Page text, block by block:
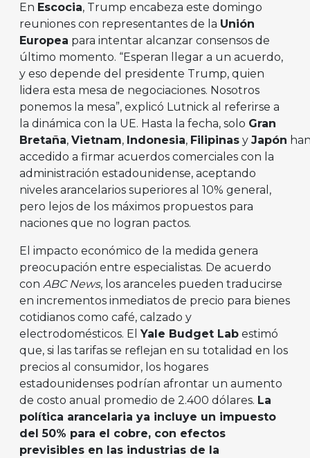
En Escocia, Trump encabeza este domingo
reuniones con representantes de la Unión
Europea para intentar alcanzar consensos de
último momento. “Esperan llegar a un acuerdo,
y eso depende del presidente Trump, quien
lidera esta mesa de negociaciones. Nosotros
ponemos la mesa”, explicó Lutnick al referirse a
la dinámica con la UE. Hasta la fecha, solo Gran
Bretaña, Vietnam, Indonesia, Filipinas y Japón
accedido a firmar acuerdos comerciales con la
administración estadounidense, aceptando
niveles arancelarios superiores al 10% general,
pero lejos de los máximos propuestos para
naciones que no logran pactos.
El impacto económico de la medida genera
preocupación entre especialistas. De acuerdo
con ABC News, los aranceles pueden traducirse
en incrementos inmediatos de precio para bienes
cotidianos como café, calzado y
electrodomésticos. El Yale Budget Lab estimó
que, si las tarifas se reflejan en su totalidad en los
precios al consumidor, los hogares
estadounidenses podrían afrontar un aumento
de costo anual promedio de 2.400 dólares. La
política arancelaria ya incluye un impuesto
del 50% para el cobre, con efectos
previsibles en las industrias de la